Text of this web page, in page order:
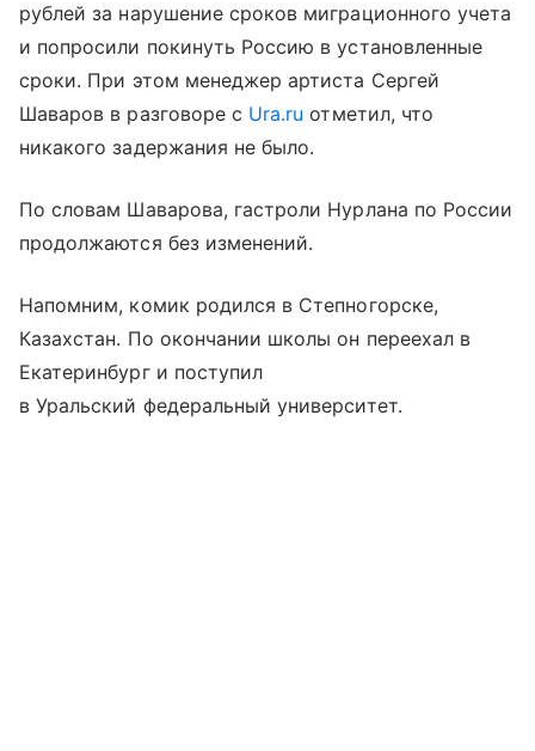
рублей за нарушение сроков миграционного учета
и попросили покинуть Россию в установленные
сроки. При этом менеджер артиста Сергей
Шаваров в разговоре с Ura.ru отметил, что
никакого задержания не было.
По словам Шаварова, гастроли Нурлана по России
продолжаются без изменений.
Напомним, комик родился в Степногорске,
Казахстан. По окончании школы он переехал в
Екатеринбург и поступил
в Уральский федеральный университет.